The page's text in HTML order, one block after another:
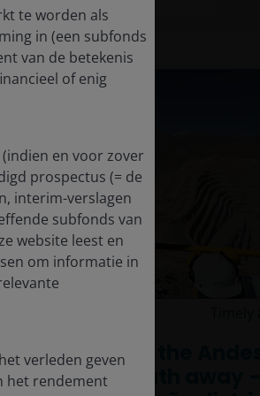
JH Explorer in the Andes:
Take my breath away –
te worden als
in (een subfonds
van de betekenis
of enig
en voor zover
prospectus (= de
interim-verslagen
subfonds van
website leest en
om informatie in
verleden geven
het rendement